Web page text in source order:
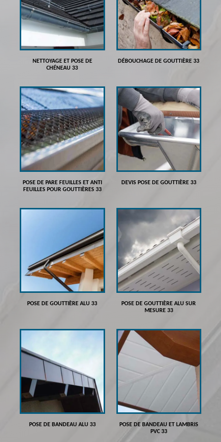
NETTOYAGE ET POSE DE
CHÉNEAU 33
DÉBOUCHAGE DE GOUTTIÈRE 33
POSE DE PARE FEUILLES ET ANTI
FEUILLES POUR GOUTTIÈRES 33
DEVIS POSE DE GOUTTIÈRE 33
POSE DE GOUTTIÈRE ALU 33
POSE DE GOUTTIÈRE ALU SUR
MESURE 33
POSE DE BANDEAU ALU 33
POSE DE BANDEAU ET LAMBRIS
PVC 33